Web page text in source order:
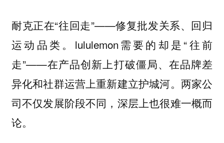
耐克正在“往回走”——修复批发关系、回归
运动品类。lululemon需要的却是“往前
走”——在产品创新上打破僵局、在品牌差
异化和社群运营上重新建立护城河。两家公
司不仅发展阶段不同，深层上也很难一概而
论。